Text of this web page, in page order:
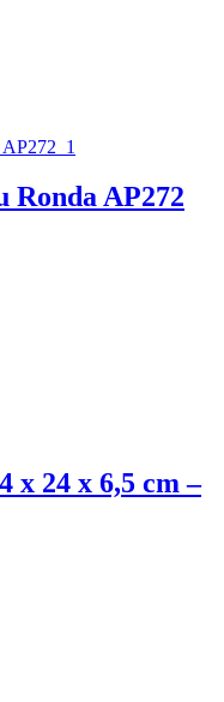
Ronda AP272
x 24 x 6,5 cm –